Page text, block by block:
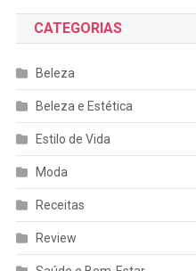
CATEGORIAS
Beleza
Beleza e Estética
Estilo de Vida
Moda
Receitas
Review